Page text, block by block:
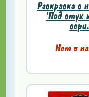
Раскраска с
'Под стук
Нет в